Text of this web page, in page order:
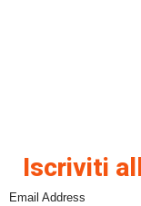
Iscriviti
Email Address